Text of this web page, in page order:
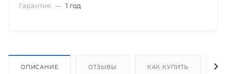
Гарантия — 1 год
ОПИСАНИЕ ОТЗЫВЫ КАК КУПИТЬ